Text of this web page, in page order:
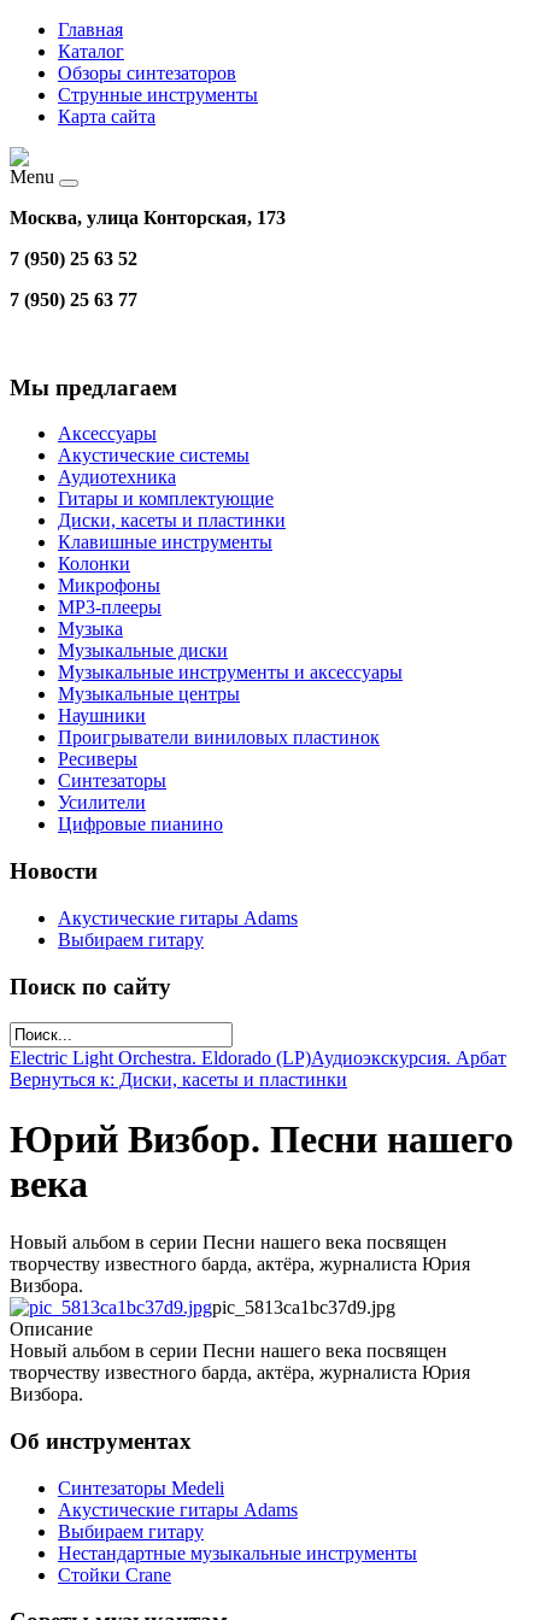
Главная
Каталог
Обзоры синтезаторов
Струнные инструменты
Карта сайта
Menu
Москва, улица Конторская, 173
7 (950) 25 63 52
7 (950) 25 63 77
Мы предлагаем
Аксессуары
Акустические системы
Аудиотехника
Гитары и комплектующие
Диски, касеты и пластинки
Клавишные инструменты
Колонки
Микрофоны
МР3-плееры
Музыка
Музыкальные диски
Музыкальные инструменты и аксессуары
Музыкальные центры
Наушники
Проигрыватели виниловых пластинок
Ресиверы
Синтезаторы
Усилители
Цифровые пианино
Новости
Акустические гитары Adams
Выбираем гитару
Поиск по сайту
Electric Light Orchestra. Eldorado (LP)Аудиоэкскурсия. Арбат
Вернуться к: Диски, касеты и пластинки
Юрий Визбор. Песни нашего
века
Новый альбом в серии Песни нашего века посвящен
творчеству известного барда, актёра, журналиста Юрия
Визбора.
pic_5813ca1bc37d9.jpg
Описание
Новый альбом в серии Песни нашего века посвящен
творчеству известного барда, актёра, журналиста Юрия
Визбора.
Об инструментах
Синтезаторы Мedeli
Акустические гитары Adams
Выбираем гитару
Нестандартные музыкальные инструменты
Стойки Crane